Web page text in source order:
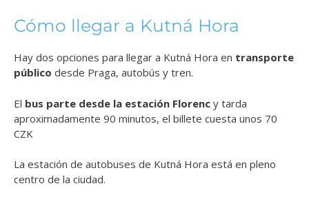
Cómo llegar a Kutná Hora
Hay dos opciones para llegar a Kutná Hora en transporte
público desde Praga, autobús y tren.
El bus parte desde la estación Florenc y tarda
aproximadamente 90 minutos, el billete cuesta unos 70
CZK
La estación de autobuses de Kutná Hora está en pleno
centro de la ciudad.